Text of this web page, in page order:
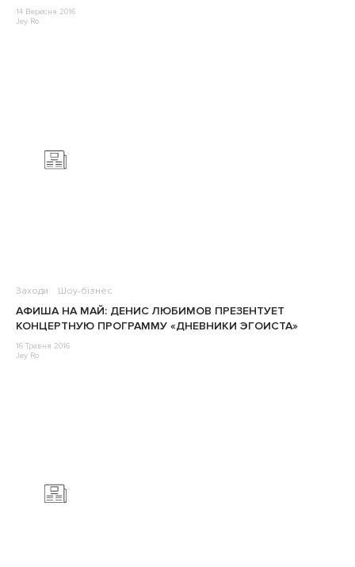
14 Вересня 2016
Jey Ro
Заходи Шоу-бізнес
АФИША НА МАЙ: ДЕНИС ЛЮБИМОВ ПРЕЗЕНТУЕТ
КОНЦЕРТНУЮ ПРОГРАММУ «ДНЕВНИКИ ЭГОИСТА»
16 Травня 2016
Jey Ro